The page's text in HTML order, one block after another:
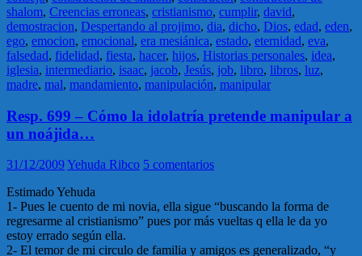
shalom, Creencias erroneas, cristianismo, cumplir, david,
demostracion, Despertando al projimo, dia, dicho, Dios, edad, eden,
ego, emocion, emocional, era mesiánica, estado, eternidad, eva,
falsedad, fidelidad, fiesta, hacer, hijos, Historias personales, idea,
iglesia, intermediario, isaac, jacob, Jesús, job, libro, libros, luz,
madre, mal, mandamiento, manipulación, manipular
Resp. 699 – Cómo la idolatría pretende manipular a
un noájida…
31/12/2009Yehuda Ribco 5 comentarios
Estimado Yehuda
1- Pues le cuento de mi novia, ella sigue “buscando la forma de
regresarme al cristianismo” pues por más vueltas q ella le da yo
estoy errado según ella.
2- El temor de mi circulo de familia y amigos es generalizado, “y